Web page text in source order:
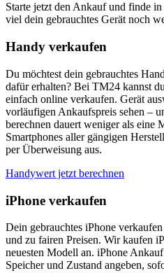
Starte jetzt den Ankauf und finde
viel dein gebrauchtes Gerät noch
Handy verkaufen
Du möchtest dein gebrauchtes
dafür erhalten? Bei TM24 kannst
einfach online verkaufen. Gerät
vorläufigen Ankaufspreis sehen –
berechnen dauert weniger als eine
Smartphones aller gängigen
per Überweisung aus.
Handywert jetzt berechnen
iPhone verkaufen
Dein gebrauchtes iPhone
und zu fairen Preisen. Wir kaufen
neuesten Modell an. iPhone
Speicher und Zustand angeben,